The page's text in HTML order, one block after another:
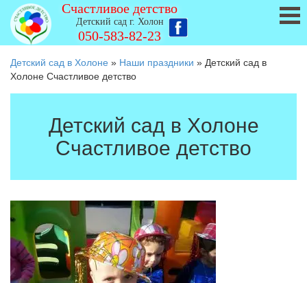
Счастливое детство
Детский сад г. Холон
050-583-82-23
Детский сад в Холоне » Наши праздники » Детский сад в
Холоне Счастливое детство
Детский сад в Холоне
Счастливое детство